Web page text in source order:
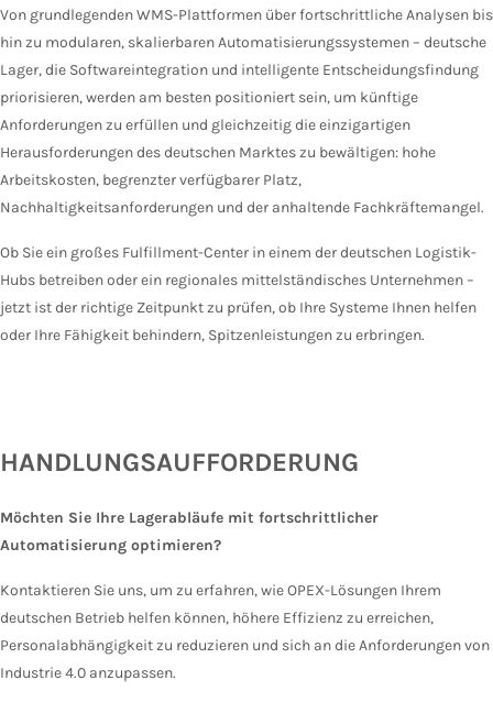
Von grundlegenden WMS-Plattformen über fortschrittliche Analysen bis
hin zu modularen, skalierbaren Automatisierungssystemen – deutsche
Lager, die Softwareintegration und intelligente Entscheidungsfindung
priorisieren, werden am besten positioniert sein, um künftige
Anforderungen zu erfüllen und gleichzeitig die einzigartigen
Herausforderungen des deutschen Marktes zu bewältigen: hohe
Arbeitskosten, begrenzter verfügbarer Platz,
Nachhaltigkeitsanforderungen und der anhaltende Fachkräftemangel.
Ob Sie ein großes Fulfillment-Center in einem der deutschen Logistik-
Hubs betreiben oder ein regionales mittelständisches Unternehmen –
jetzt ist der richtige Zeitpunkt zu prüfen, ob Ihre Systeme Ihnen helfen
oder Ihre Fähigkeit behindern, Spitzenleistungen zu erbringen.
HANDLUNGSAUFFORDERUNG
Möchten Sie Ihre Lagerabläufe mit fortschrittlicher
Automatisierung optimieren?
Kontaktieren Sie uns, um zu erfahren, wie OPEX-Lösungen Ihrem
deutschen Betrieb helfen können, höhere Effizienz zu erreichen,
Personalabhängigkeit zu reduzieren und sich an die Anforderungen von
Industrie 4.0 anzupassen.